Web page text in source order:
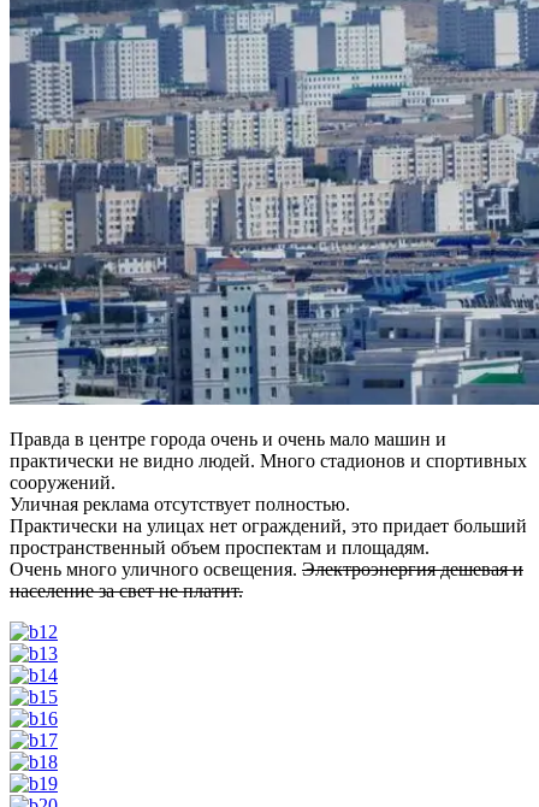
Правда в центре города очень и очень мало машин и
практически не видно людей. Много стадионов и спортивных
сооружений.
Уличная реклама отсутствует полностью.
Практически на улицах нет ограждений, это придает больший
пространственный объем проспектам и площадям.
Очень много уличного освещения. Электроэнергия дешевая и
население за свет не платит.